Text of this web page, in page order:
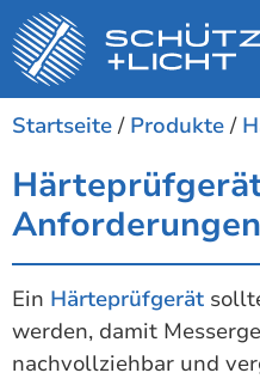
Startseite/ Produkte/
Ein Härteprüfgerät
werden, damit
nachvollziehbar und